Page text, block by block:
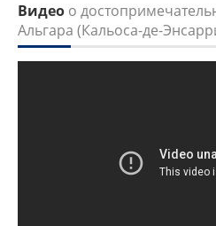
Видео о
Альгара (Кальоса-де-